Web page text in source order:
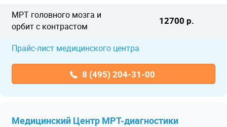
МРТ головного мозга и
орбит с контрастом
12700 р.
Прайс-лист медицинского центра
8 (495) 204-31-00
Медицинский Центр МРТ-диагностики